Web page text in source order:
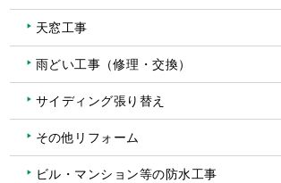
天窓工事
雨どい工事（修理・交換）
サイディング張り替え
その他リフォーム
ビル・マンション等の防水工事